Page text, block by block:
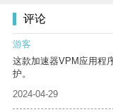
评论
游客
这款加速器VPM应用程
护。
2024-04-29